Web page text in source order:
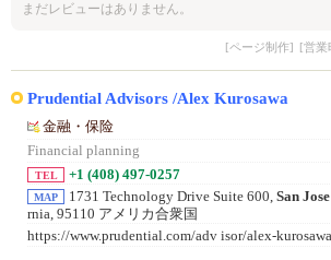
まだレビューはありません。
[ページ制作] [営業
Prudential Advisors /Alex Kurosawa
金融・保险
Financial planning
TEL +1 (408) 497-0257
MAP 1731 Technology Drive Suite 600, San
rnia, 95110 アメリカ合衆国
https://www.prudential.com/adv isor/alex-kurosawa